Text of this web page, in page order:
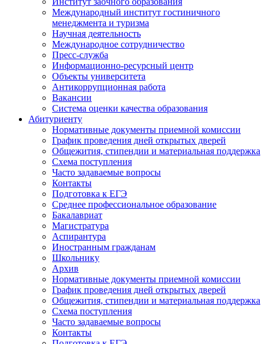
Международный институт гостиничного
менеджмента и туризма
Научная деятельность
Международное сотрудничество
Пресс-служба
Информационно-ресурсный центр
Объекты университета
Антикоррупционная работа
Вакансии
Система оценки качества образования
Абитуриенту
Нормативные документы приемной комиссии
График проведения дней открытых дверей
Общежития, стипендии и материальная поддержка
Схема поступления
Часто задаваемые вопросы
Контакты
Подготовка к ЕГЭ
Среднее профессиональное образование
Бакалавриат
Магистратура
Аспирантура
Иностранным гражданам
Школьнику
Архив
Нормативные документы приемной комиссии
График проведения дней открытых дверей
Общежития, стипендии и материальная поддержка
Схема поступления
Часто задаваемые вопросы
Контакты